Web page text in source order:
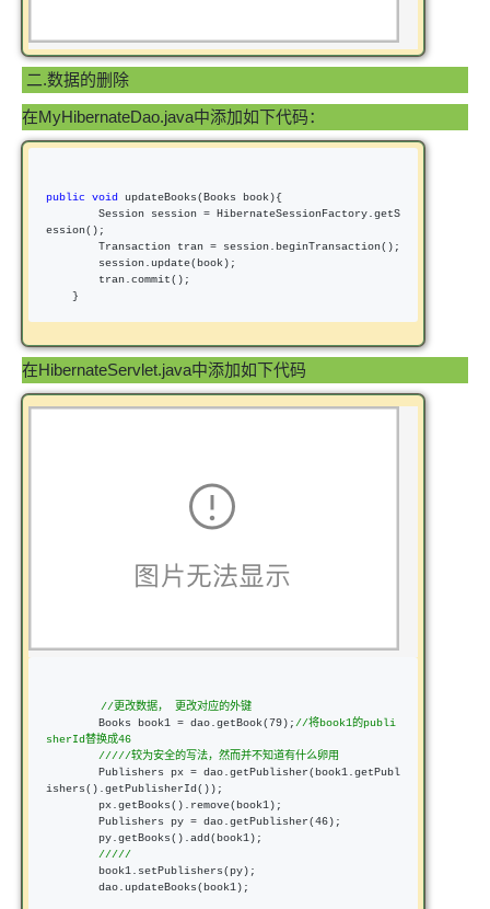
二.数据的删除
在MyHibernateDao.java中添加如下代码：
public void updateBooks(Books book){
        Session session
= HibernateSessionFactory.getS
ession();
        Transaction tran
= session.beginTransaction();
    }
在HibernateServlet.java中添加如下代码
//更改数据， 更改对应的外键
        Books book1 = dao.getBook(79);
//将book1的publi
sherId替换成46
/////较为安全的写法，然而并不知道有什么卵用
        Publishers px =
dao.getPublisher(book1.getPubl
ishers().getPublisherId());
        Publishers py
= dao.getPublisher(46);
/////